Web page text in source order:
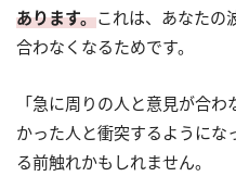
あります。これは、あなたの
合わなくなるためです。
「急に周りの人と意見が合
かった人と衝突するように
る前触れかもしれません。